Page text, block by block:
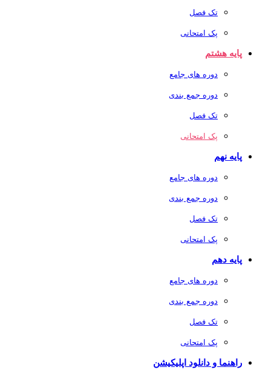
تک فصل
پک امتحانی
پایه هشتم
دوره های جامع
دوره جمع بندی
تک فصل
پک امتحانی
پایه نهم
دوره های جامع
دوره جمع بندی
تک فصل
پک امتحانی
پایه دهم
دوره های جامع
دوره جمع بندی
تک فصل
پک امتحانی
راهنما و دانلود اپلیکیشن